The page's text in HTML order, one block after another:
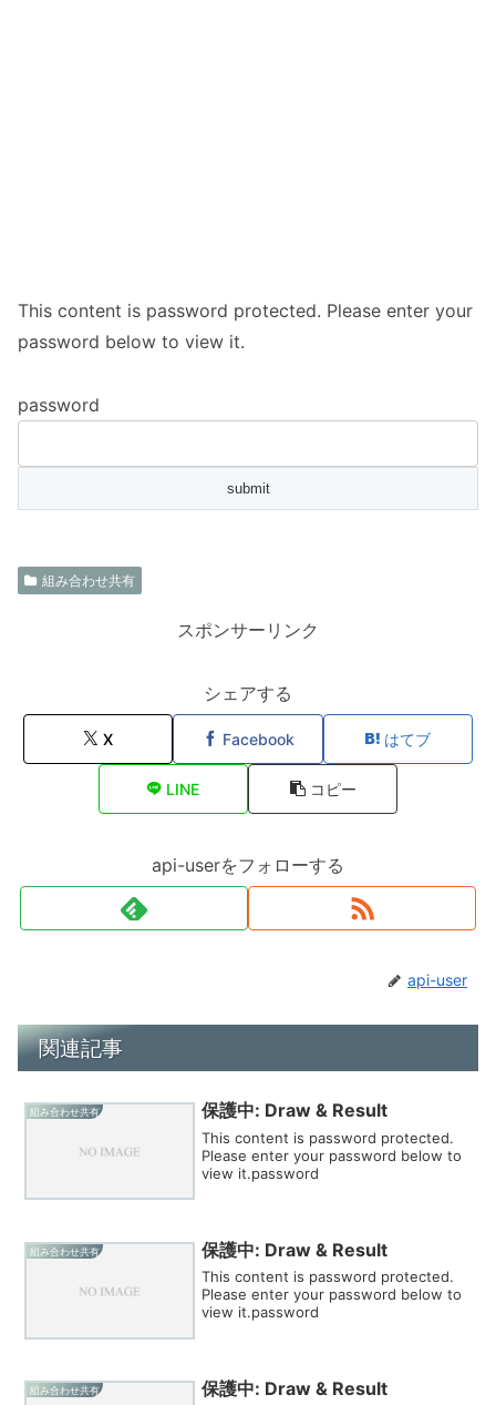
This content is password protected. Please enter your
password below to view it.
password
組み合わせ共有
スポンサーリンク
シェアする
X Facebook はてブ
LINE コピー
api-userをフォローする
api-user
関連記事
組み合わせ共有 保護中: Draw & Result
This content is password protected.
Please enter your password below to
view it.password
組み合わせ共有 保護中: Draw & Result
This content is password protected.
Please enter your password below to
view it.password
組み合わせ共有 保護中: Draw & Result